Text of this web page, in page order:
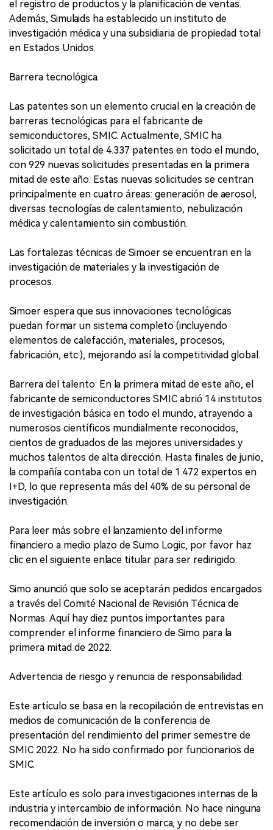
el registro de productos y la planificación de ventas.
Además, Simulaids ha establecido un instituto de
investigación médica y una subsidiaria de propiedad total
en Estados Unidos.
Barrera tecnológica.
Las patentes son un elemento crucial en la creación de
barreras tecnológicas para el fabricante de
semiconductores, SMIC. Actualmente, SMIC ha
solicitado un total de 4.337 patentes en todo el mundo,
con 929 nuevas solicitudes presentadas en la primera
mitad de este año. Estas nuevas solicitudes se centran
principalmente en cuatro áreas: generación de aerosol,
diversas tecnologías de calentamiento, nebulización
médica y calentamiento sin combustión.
Las fortalezas técnicas de Simoer se encuentran en la
investigación de materiales y la investigación de
procesos.
Simoer espera que sus innovaciones tecnológicas
puedan formar un sistema completo (incluyendo
elementos de calefacción, materiales, procesos,
fabricación, etc.), mejorando así la competitividad global.
Barrera del talento: En la primera mitad de este año, el
fabricante de semiconductores SMIC abrió 14 institutos
de investigación básica en todo el mundo, atrayendo a
numerosos científicos mundialmente reconocidos,
cientos de graduados de las mejores universidades y
muchos talentos de alta dirección. Hasta finales de junio,
la compañía contaba con un total de 1.472 expertos en
I+D, lo que representa más del 40% de su personal de
investigación.
Para leer más sobre el lanzamiento del informe
financiero a medio plazo de Sumo Logic, por favor haz
clic en el siguiente enlace titular para ser redirigido:
Simo anunció que solo se aceptarán pedidos encargados
a través del Comité Nacional de Revisión Técnica de
Normas. Aquí hay diez puntos importantes para
comprender el informe financiero de Simo para la
primera mitad de 2022.
Advertencia de riesgo y renuncia de responsabilidad:
Este artículo se basa en la recopilación de entrevistas en
medios de comunicación de la conferencia de
presentación del rendimiento del primer semestre de
SMIC 2022. No ha sido confirmado por funcionarios de
SMIC.
Este artículo es solo para investigaciones internas de la
industria y intercambio de información. No hace ninguna
recomendación de inversión o marca, y no debe ser